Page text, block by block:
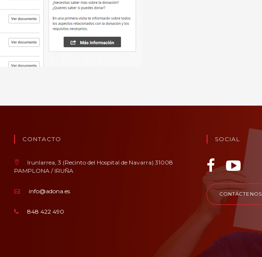
CONTACTO
Irunlarrea, 3 (Recinto del Hospital de Navarra) 31008
PAMPLONA / IRUÑA
info@adona.es
848 422 490
SOCIAL
CONTÁCTENOS